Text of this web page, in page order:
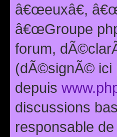
â€œeuxâ€,
â€œGroupe
forum,
(dÃ©signÃ© ici
depuis
discussions
responsable